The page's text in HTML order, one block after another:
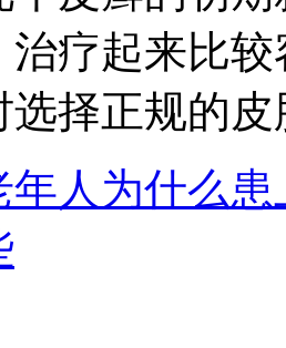
治疗起来比
选择正规的
年人为什么